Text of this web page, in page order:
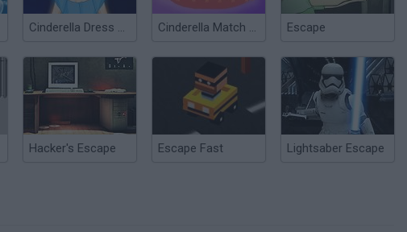
Cinderella Dress Up Cinderella Match 3D Escape
Hacker's Escape Escape Fast Lightsaber Escape